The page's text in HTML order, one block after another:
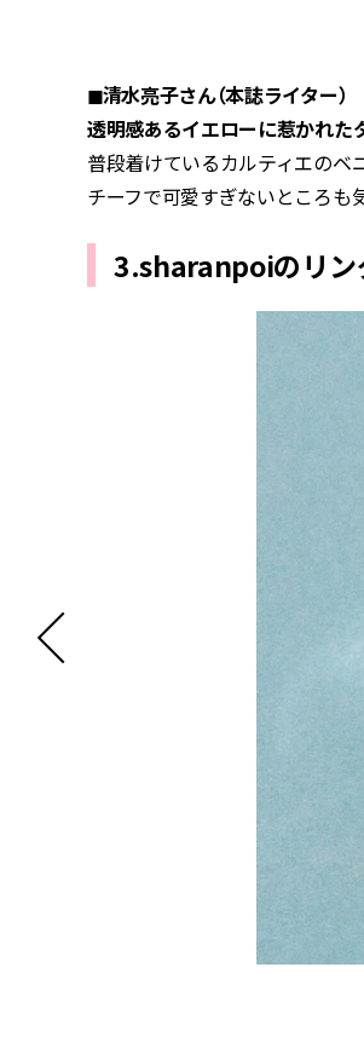
◼︎清水亮子さん（本誌ライター）
透明感あるイエローに惹かれた
普段着けているカルティエのベ
チーフで可愛すぎないところも
3.sharanpoiのリン